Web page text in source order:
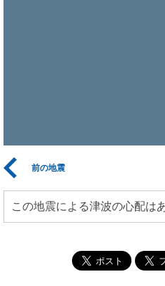
前の地震
この地震による津波の心配は